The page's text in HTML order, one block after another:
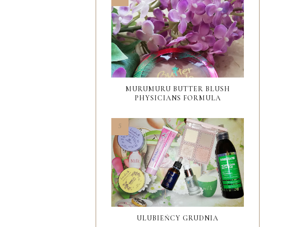
MURUMURU BUTTER BLUSH
PHYSICIANS FORMULA
ULUBIEŃCY GRUDNIA